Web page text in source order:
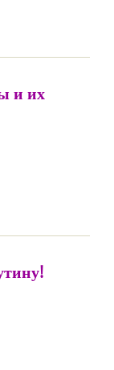
и их